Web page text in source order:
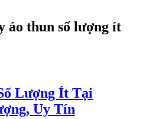
áo thun số lượng ít
Lượng Ít Tại
Uy Tín